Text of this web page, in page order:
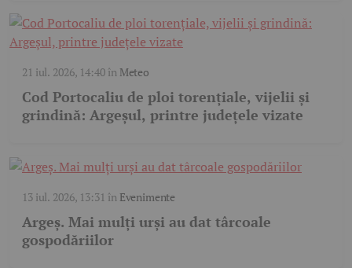
21 iul. 2026, 14:40în Meteo
Cod Portocaliu de ploi torențiale, vijelii și
grindină: Argeșul, printre județele vizate
13 iul. 2026, 13:31 în Evenimente
Argeș. Mai mulți urși au dat târcoale
gospodăriilor